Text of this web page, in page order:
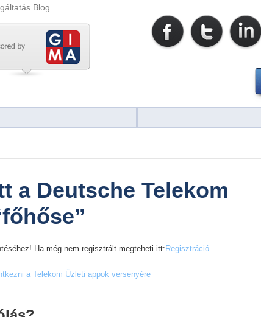
Blog
a Deutsche Telekom
Ha még nem regisztrált megteheti itt:Regisztráció
a Telekom Üzleti appok versenyére